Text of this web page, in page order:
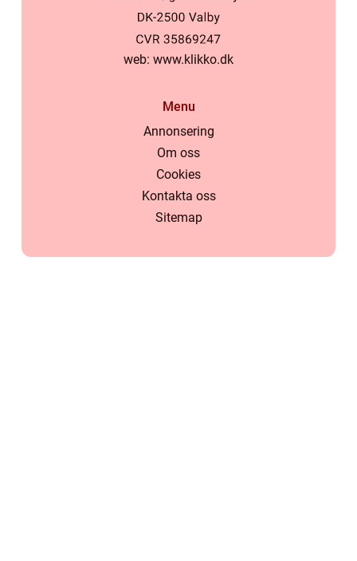
web: www.klikko.dk
Menu
Annonsering
Om oss
Cookies
Kontakta oss
Sitemap